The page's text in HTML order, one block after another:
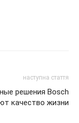
наступна стаття
решения Bosch
качество жизни